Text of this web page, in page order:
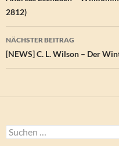
2812)
NÄCHSTER BEITRAG
[NEWS] C. L. Wilson – Der
Suchen
nach: